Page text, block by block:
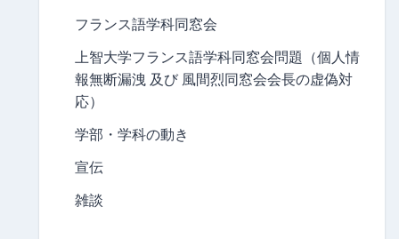
フランス語学科同窓会
上智大学フランス語学科同窓会問題（個人情
報無断漏洩 及び 風間烈同窓会会長の虚偽対
応）
学部・学科の動き
宣伝
雑談